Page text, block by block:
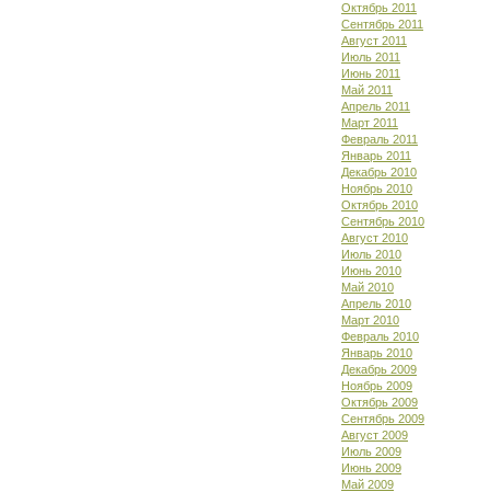
Октябрь 2011
Сентябрь 2011
Август 2011
Июль 2011
Июнь 2011
Май 2011
Апрель 2011
Март 2011
Февраль 2011
Январь 2011
Декабрь 2010
Ноябрь 2010
Октябрь 2010
Сентябрь 2010
Август 2010
Июль 2010
Июнь 2010
Май 2010
Апрель 2010
Март 2010
Февраль 2010
Январь 2010
Декабрь 2009
Ноябрь 2009
Октябрь 2009
Сентябрь 2009
Август 2009
Июль 2009
Июнь 2009
Май 2009